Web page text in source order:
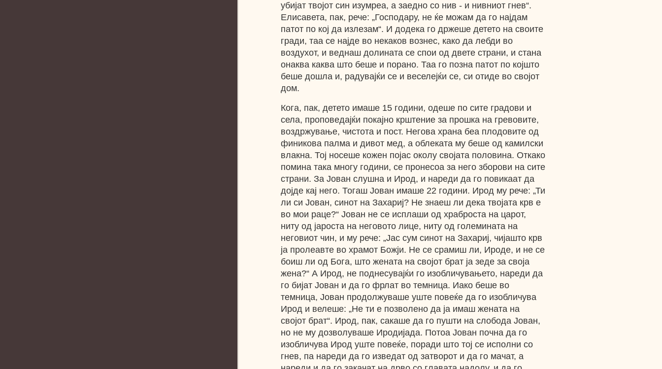
убијат твојот син изумреа, а заедно со нив - и нивниот гнев“.
Елисавета, пак, рече: „Господару, не ќе можам да го најдам
патот по кој да излезам“. И додека го држеше детето на своите
гради, таа се најде во некаков вознес, како да лебди во
воздухот, и веднаш долината се спои од двете страни, и стана
онаква каква што беше и порано. Таа го позна патот по којшто
беше дошла и, радувајќи се и веселејќи се, си отиде во својот
дом.
Кога, пак, детето имаше 15 години, одеше по сите градови и
села, проповедајќи покајно крштение за прошка на гревовите,
воздржување, чистота и пост. Негова храна беа плодовите од
финикова палма и дивот мед, а облеката му беше од камилски
влакна. Тој носеше кожен појас околу својата половина. Откако
помина така многу години, се пронесоа за него зборови на сите
страни. За Јован слушна и Ирод, и нареди да го повикаат да
дојде кај него. Тогаш Јован имаше 22 години. Ирод му рече: „Ти
ли си Јован, синот на Захариј? Не знаеш ли дека твојата крв е
во мои раце?“ Јован не се исплаши од храброста на царот,
ниту од јароста на неговото лице, ниту од големината на
неговиот чин, и му рече: „Јас сум синот на Захариј, чијашто крв
ја пролеавте во храмот Божји. Не се срамиш ли, Ироде, и не се
боиш ли од Бога, што жената на својот брат ја зеде за своја
жена?“ А Ирод, не поднесувајќи го изобличувањето, нареди да
го бијат Јован и да го фрлат во темница. Иако беше во
темница, Јован продолжуваше уште повеќе да го изобличува
Ирод и велеше: „Не ти е позволено да ја имаш жената на
својот брат“. Ирод, пак, сакаше да го пушти на слобода Јован,
но не му дозволуваше Иродијада. Потоа Јован почна да го
изобличува Ирод уште повеќе, поради што тој се исполни со
гнев, па нареди да го изведат од затворот и да го мачат, а